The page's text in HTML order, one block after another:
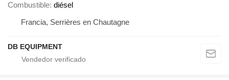
Combustible diésel
Francia, Serrières en Chautagne
DB EQUIPMENT